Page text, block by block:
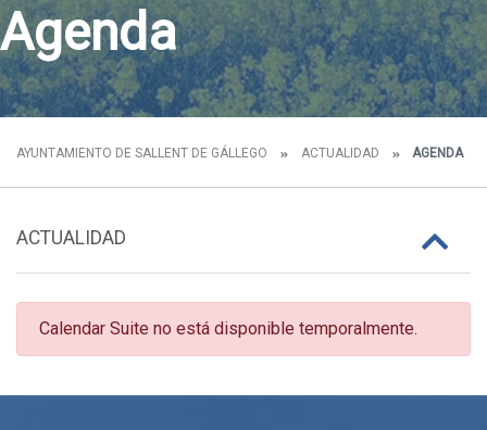
Agenda
AYUNTAMIENTO DE SALLENT DE GÁLLEGO ACTUALIDAD AGENDA
ACTUALIDAD
Calendar Suite no está disponible temporalmente.